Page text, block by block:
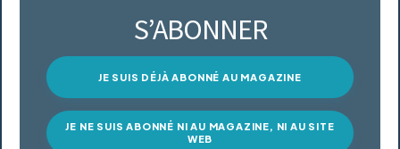
S’ABONNER
JE SUIS DÉJÀ ABONNÉ AU MAGAZINE
JE NE SUIS ABONNÉ NI AU MAGAZINE, NI AU SITE
WEB